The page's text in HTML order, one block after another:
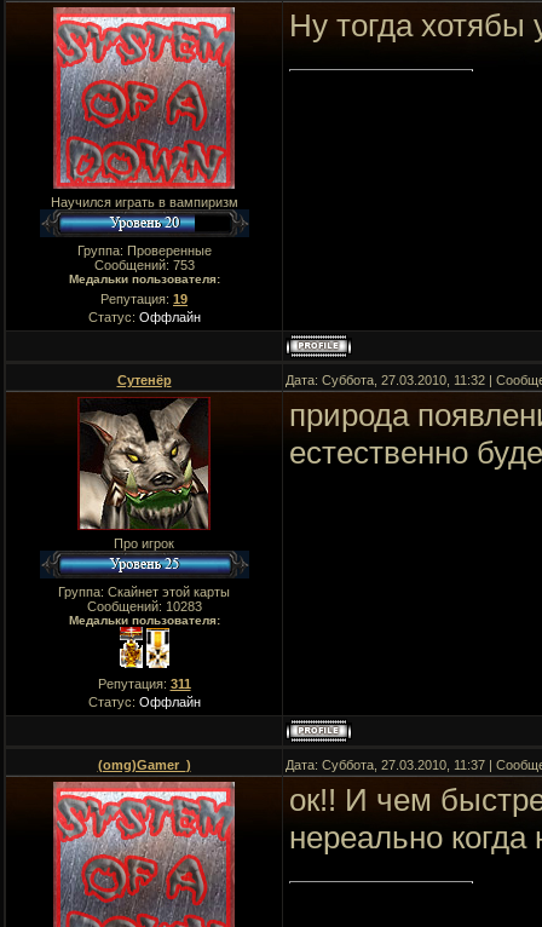
Научился играть в вампиризм
Группа: Проверенные
Сообщений: 753
Медальки пользователя:
Репутация: 19
Статус: Оффлайн
Ну тогда хотябы
Сутенёр Дата: Суббота, 27.03.2010, 11:32 |
Про игрок
Группа: Скайнет этой карты
Сообщений: 10283
Медальки пользователя:
Репутация: 311
Статус: Оффлайн
природа
естественно
(omg)Gamer_) Дата: Суббота, 27.03.2010, 11:37 |
ок!! И чем
нереально когда